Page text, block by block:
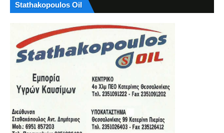
Stathakopoulos Oil